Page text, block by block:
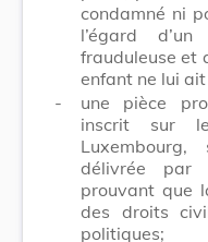
condamné ni
l’égard
frauduleuse et
enfant ne lui
-
une pièce
inscrit sur
délivrée par
prouvant que
des droits
politiques;